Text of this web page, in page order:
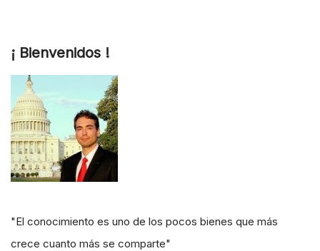
¡ Bienvenidos !
"El conocimiento es uno de los pocos bienes que más
crece cuanto más se comparte"